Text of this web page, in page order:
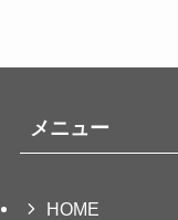
メニュー
HOME